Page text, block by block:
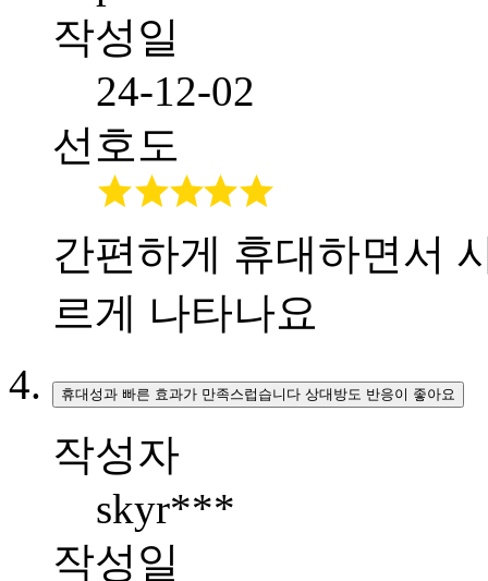
작성일
24-12-02
선호도
간편하게 휴대하면서
르게 나타나요
휴대성과 빠른 효과가 만족스럽습니다 상대방도 반응이 좋아요
작성자
skyr***
작성일